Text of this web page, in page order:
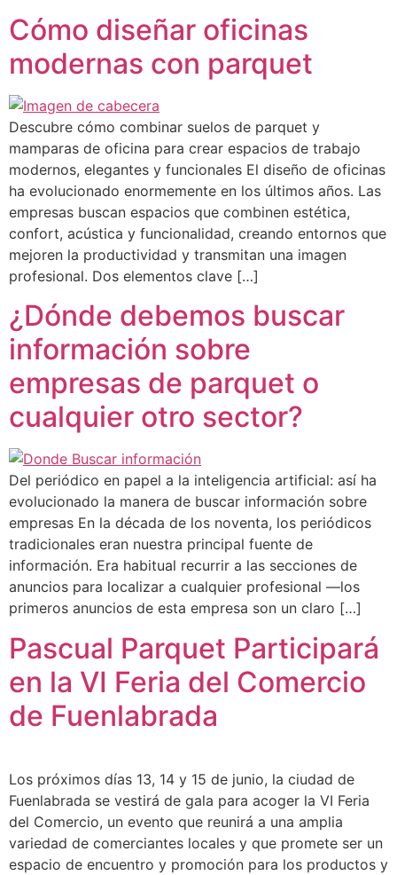
Cómo diseñar oficinas
modernas con parquet
Descubre cómo combinar suelos de parquet y
mamparas de oficina para crear espacios de trabajo
modernos, elegantes y funcionales El diseño de oficinas
ha evolucionado enormemente en los últimos años. Las
empresas buscan espacios que combinen estética,
confort, acústica y funcionalidad, creando entornos que
mejoren la productividad y transmitan una imagen
profesional. Dos elementos clave […]
¿Dónde debemos buscar
información sobre
empresas de parquet o
cualquier otro sector?
Del periódico en papel a la inteligencia artificial: así ha
evolucionado la manera de buscar información sobre
empresas En la década de los noventa, los periódicos
tradicionales eran nuestra principal fuente de
información. Era habitual recurrir a las secciones de
anuncios para localizar a cualquier profesional —los
primeros anuncios de esta empresa son un claro […]
Pascual Parquet Participará
en la VI Feria del Comercio
de Fuenlabrada
Los próximos días 13, 14 y 15 de junio, la ciudad de
Fuenlabrada se vestirá de gala para acoger la VI Feria
del Comercio, un evento que reunirá a una amplia
variedad de comerciantes locales y que promete ser un
espacio de encuentro y promoción para los productos y